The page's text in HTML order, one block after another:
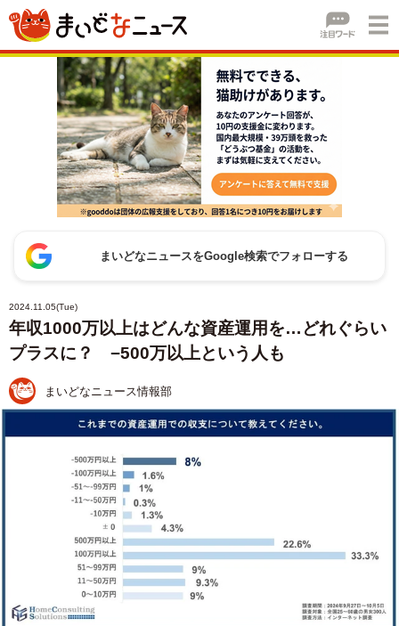
まいどなニュースをGoogle検索でフォローする
2024.11.05(Tue)
年収1000万以上はどんな資産運用を…どれぐらい
プラスに？ −500万以上という人も
まいどなニュース情報部